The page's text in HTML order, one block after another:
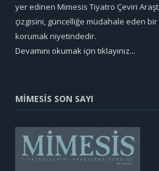
yer edinen Mimesis Tiyatro Çeviri
çizgisini, güncelliğe müdahale eden bir
korumak niyetindedir.
Devamını okumak için tıklayınız...
MİMESİS SON SAYI